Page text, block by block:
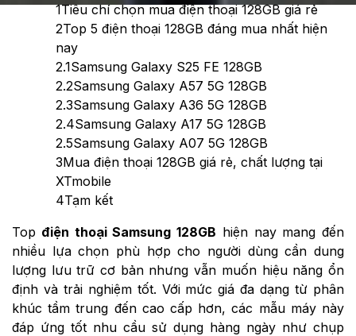
1Tiêu chí chọn mua điện thoại 128GB giá rẻ
2Top 5 điện thoại 128GB đáng mua nhất hiện
nay
2.1Samsung Galaxy S25 FE 128GB
2.2Samsung Galaxy A57 5G 128GB
2.3Samsung Galaxy A36 5G 128GB
2.4Samsung Galaxy A17 5G 128GB
2.5Samsung Galaxy A07 5G 128GB
3Mua điện thoại 128GB giá rẻ, chất lượng tại
XTmobile
4Tạm kết
Top điện thoại Samsung 128GB hiện nay mang đến
nhiều lựa chọn phù hợp cho người dùng cần dung
lượng lưu trữ cơ bản nhưng vẫn muốn hiệu năng ổn
định và trải nghiệm tốt. Với mức giá đa dạng từ phân
khúc tầm trung đến cao cấp hơn, các mẫu máy này
đáp ứng tốt nhu cầu sử dụng hàng ngày như chụp